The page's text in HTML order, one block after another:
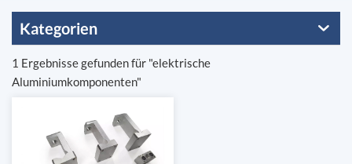
Kategorien
1 Ergebnisse gefunden für "elektrische
Aluminiumkomponenten"